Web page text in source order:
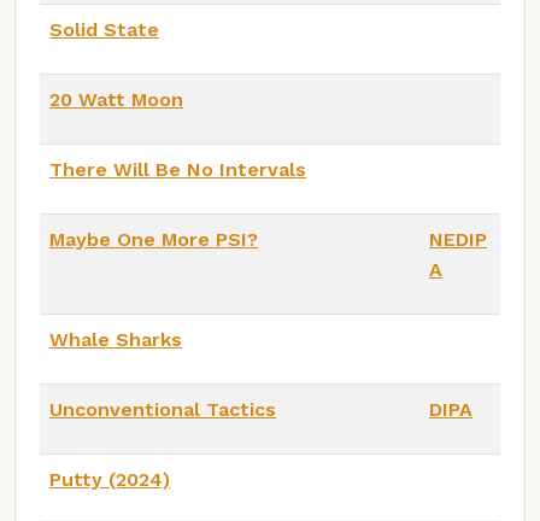
Solid State
20 Watt Moon
There Will Be No Intervals
Maybe One More PSI?
NEDIP
A
Whale Sharks
Unconventional Tactics DIPA
Putty (2024)